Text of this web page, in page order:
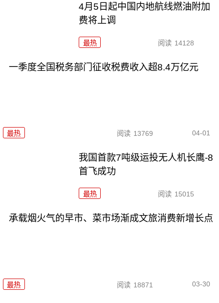
4月5日起中国内地航线燃油附加
费将上调
最热 阅读 14128
一季度全国税务部门征收税费收入超8.4万亿元
最热 阅读 13769 04-01
我国首款7吨级运投无人机长鹰-8
首飞成功
最热 阅读 15015
承载烟火气的早市、菜市场渐成文旅消费新增长点
最热 阅读 18871 03-30